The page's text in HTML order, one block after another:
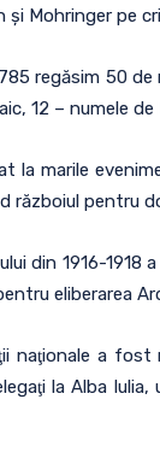
şi Mohringer pe
regăsim 50
12 – numele
la marile
războiul pentru
din 1916-
eliberarea
naţionale a fost
la Alba